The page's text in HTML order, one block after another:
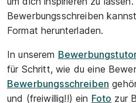
Bewerbungsschreiben
Format herunterladen.
In unserem
für Schritt, wie du eine
Bewerbungsschreiben
und (freiwillig!!) ein Foto zur